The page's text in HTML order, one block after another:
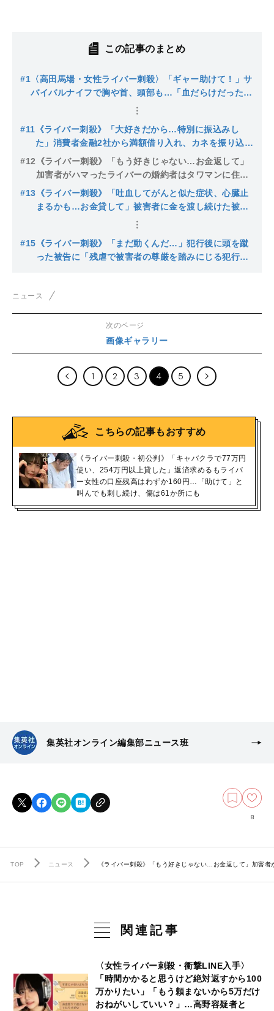
この記事のまとめ
#1 〈高田馬場・女性ライバー刺殺〉「ギャー助けて！」サ
バイバルナイフで胸や首、頭部も…「血だらけだった」
逮捕された黒づくめ男は事件後に“スマホ”を…
#11 《ライバー刺殺》「大好きだから…特別に振込みし
た」消費者金融2社から満額借り入れ、カネを振り込み
続けた高野被告、いっぽうライバーは幼少期から苦労
人、遺族は「恨むし一生許さない」
#12 《ライバー刺殺》「もう好きじゃない…お金返して」
加害者がハマったライバーの婚約者はタワマンに住む
社長「結婚すれば借金返してくれるかも」友人が法廷
で証言した被告の期待と復讐への“匂わせ”【裁判傍
#13 《ライバー刺殺》「吐血してがんと似た症状、心臓止
まるかも…お金貸して」被害者に金を渡し続けた被告
はネットカフェ生活も「怒り？特にそういうのはな
#15 《ライバー刺殺》「まだ動くんだ…」犯行後に頭を蹴
った被告に「残虐で被害者の尊厳を踏みにじる犯行」
ニュース
次のページ
画像ギャラリー
1 2 3 4 5
こちらの記事もおすすめ
《ライバー刺殺・初公判》「キャバクラで77万円
使い、254万円以上貸した」返済求めるもライバ
ー女性の口座残高はわずか160円…「助けて」と
叫んでも刺し続け、傷は61か所にも
集英社オンライン編集部ニュース班
8
TOP ニュース 《ライバー刺殺》「もう好きじゃない…お金返して」加害
関連記事
〈女性ライバー刺殺・衝撃LINE入手〉
「時間かかると思うけど絶対返すから100
万かりたい」「もう頼まないから5万だけ
おねがいしていい？」…高野容疑者と